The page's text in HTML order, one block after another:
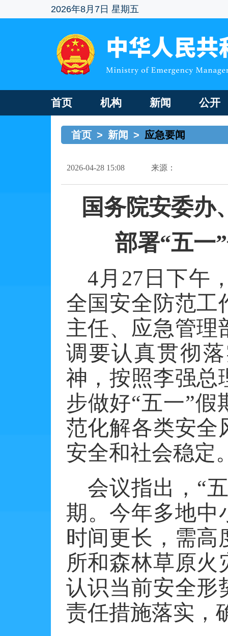
2026年8月7日 星期五
首页 机构 新闻 公开
首页 > 新闻 > 应急要闻
2026-04-28 15:08 来源：
国务院安委办
部署“五一
4 月 27 日下午
全国安全防范工
主任、应急管理
调要认真贯彻
神，按照李强总
步做好“五一”
范化解各类安全
安全和社会稳定
会议指出， “
期。今年多地中
时间更长，需高
所和森林草原火
认识当前安全形
责任措施落实，